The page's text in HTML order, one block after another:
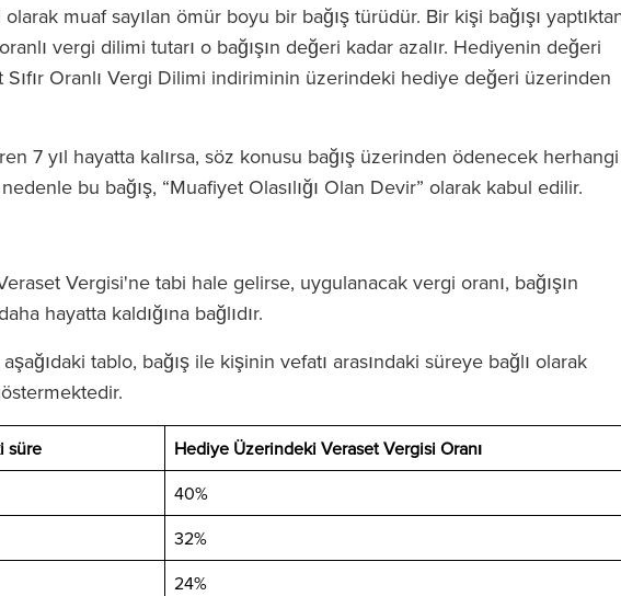
muaf sayılan ömür boyu bir bağış türüdür. Bir kişi bağışı
vergi dilimi tutarı o bağışın değeri kadar azalır. Hediyenin değeri
Oranlı Vergi Dilimi indiriminin üzerindeki hediye değeri üzerinden
7 yıl hayatta kalırsa, söz konusu bağış üzerinden ödenecek herhangi
bu bağış, “Muafiyet Olasılığı Olan Devir” olarak kabul edilir.
Vergisi'ne tabi hale gelirse, uygulanacak vergi oranı, bağışın
hayatta kaldığına bağlıdır.
tablo, bağış ile kişinin vefatı arasındaki süreye bağlı olarak
süre
Hediye Üzerindeki Veraset Vergisi Oranı
40%
32%
24%